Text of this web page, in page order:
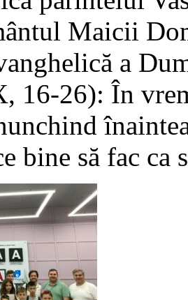
Maicii
a
16-26): În
bine să fac